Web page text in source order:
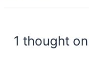
1 thought